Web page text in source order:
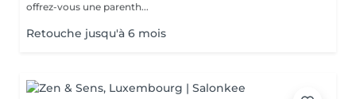
offrez-vous une parenth...
Retouche jusqu'à 6 mois